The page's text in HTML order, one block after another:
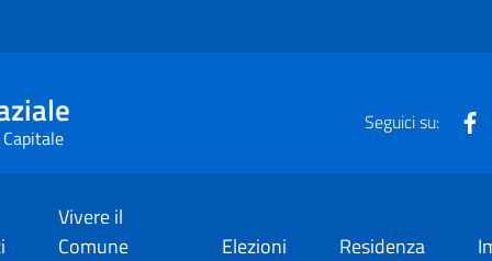
Seguici su:
Vivere il
Comune
Elezioni Residenza